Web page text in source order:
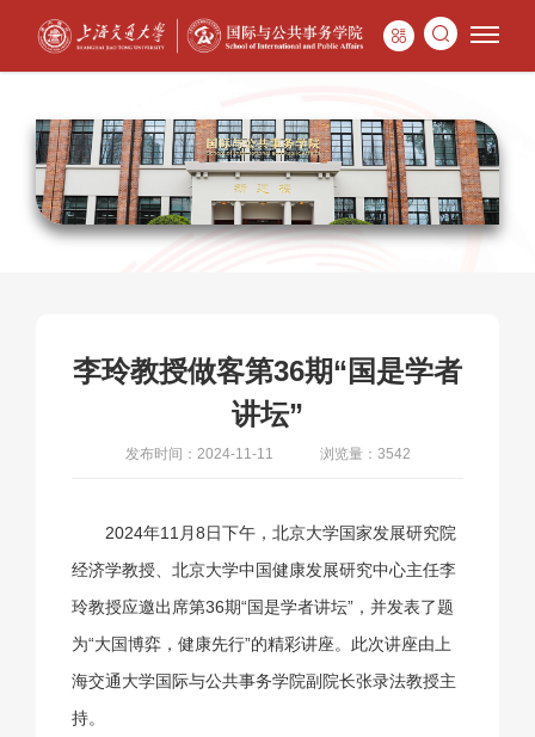
李玲教授做客第36期“国是学者
讲坛”
发布时间：2024-11-11 浏览量：3542
2024年11月8日下午，北京大学国家发展研究院
经济学教授、北京大学中国健康发展研究中心主任李
玲教授应邀出席第36期“国是学者讲坛”，并发表了题
为“大国博弈，健康先行”的精彩讲座。此次讲座由上
海交通大学国际与公共事务学院副院长张录法教授主
持。